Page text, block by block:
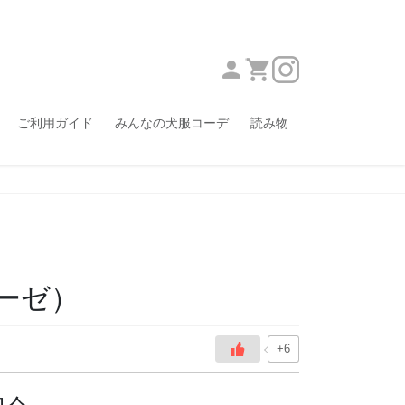
ご利用ガイド みんなの犬服コーデ 読み物
ゼ）
+6